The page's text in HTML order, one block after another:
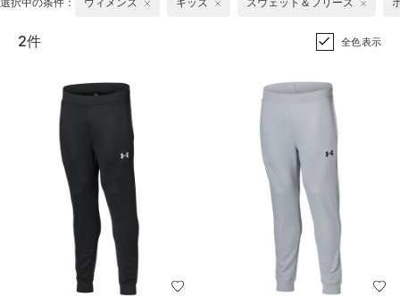
選択中の条件： ウィメンズ キッズ スウェット＆フリース
2件 全色表示